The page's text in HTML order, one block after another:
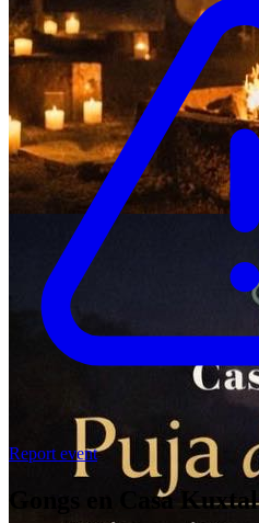
Report event
Gongs en Casa Kuxtal